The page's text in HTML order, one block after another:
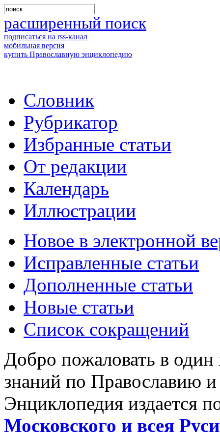
расширенный поиск
подписаться на rss-канал
мобильная версия
купить Православную энциклопедию
Словник
Рубрикатор
Избранные статьи
От редакции
Календарь
Иллюстрации
Новое в электронной
Исправленные статьи
Дополненные статьи
Новые статьи
Список сокращений
Добро пожаловать в
знаний по Православию
Энциклопедия издается
Московского и всея